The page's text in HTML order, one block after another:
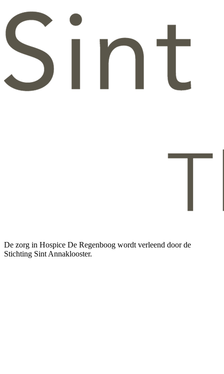
De zorg in Hospice De Regenboog wordt verleend door de
Stichting Sint Annaklooster.